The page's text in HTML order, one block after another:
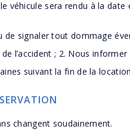
véhicule sera rendu à la
signaler tout dommage
l’accident ; 2. Nous
suivant la fin de la
changent soudainement.